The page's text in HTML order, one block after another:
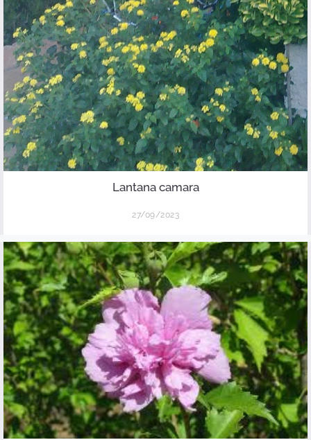
Lantana camara
27/09/2023